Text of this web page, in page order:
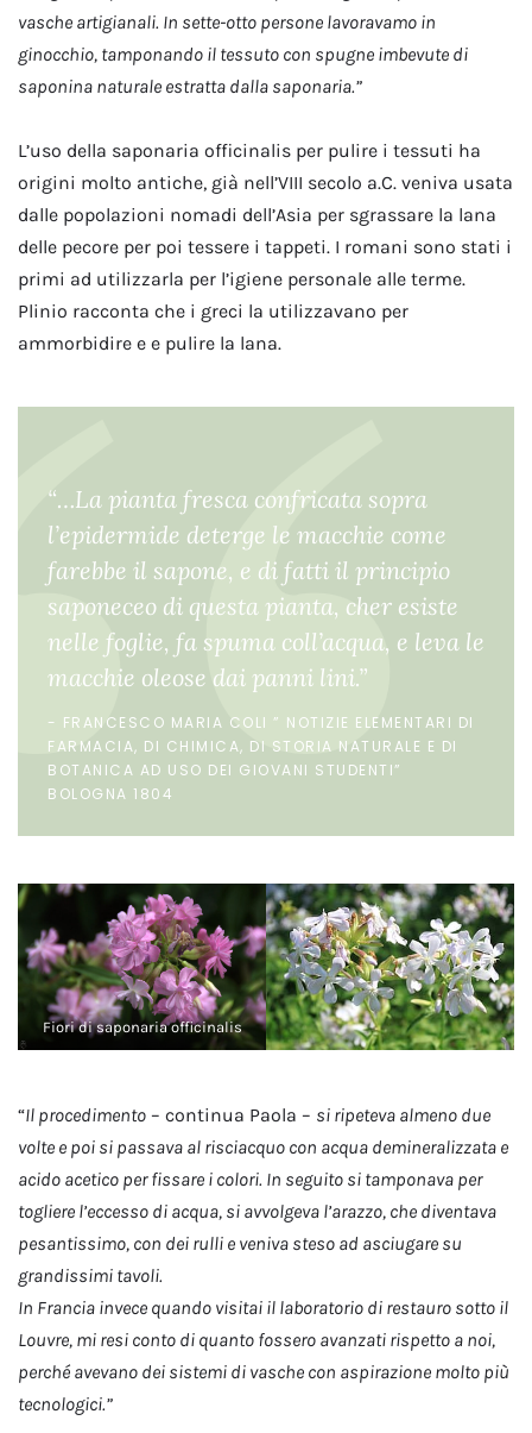
vasche artigianali. In sette-otto persone lavoravamo in
ginocchio, tamponando il tessuto con spugne imbevute di
saponina naturale estratta dalla saponaria.”
L’uso della saponaria officinalis per pulire i tessuti ha
origini molto antiche, già nell’VIII secolo a.C. veniva usata
dalle popolazioni nomadi dell’Asia per sgrassare la lana
delle pecore per poi tessere i tappeti. I romani sono stati i
primi ad utilizzarla per l’igiene personale alle terme.
Plinio racconta che i greci la utilizzavano per
ammorbidire e e pulire la lana.
“…La pianta fresca confricata sopra
l’epidermide deterge le macchie come
farebbe il sapone, e di fatti il principio
saponeceo di questa pianta, cher esiste
nelle foglie, fa spuma coll’acqua, e leva le
macchie oleose dai panni lini.”
FRANCESCO MARIA COLI ” NOTIZIE ELEMENTARI DI
FARMACIA, DI CHIMICA, DI STORIA NATURALE E DI
BOTANICA AD USO DEI GIOVANI STUDENTI”
BOLOGNA 1804
Fiori di saponaria officinalis
“Il procedimento – continua Paola – si ripeteva almeno due
volte e poi si passava al risciacquo con acqua demineralizzata e
acido acetico per fissare i colori. In seguito si tamponava per
togliere l’eccesso di acqua, si avvolgeva l’arazzo, che diventava
pesantissimo, con dei rulli e veniva steso ad asciugare su
grandissimi tavoli.
In Francia invece quando visitai il laboratorio di restauro sotto il
Louvre, mi resi conto di quanto fossero avanzati rispetto a noi,
perché avevano dei sistemi di vasche con aspirazione molto più
tecnologici.”